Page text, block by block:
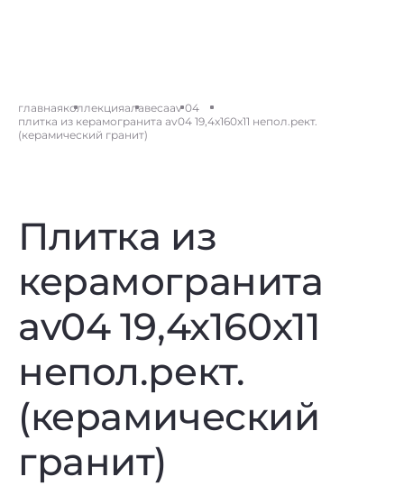
главнаяколлекцияалавесаav 04
плитка из керамогранита av04 19,4x160x11 непол.рект.
(керамический гранит)
Плитка из
керамогранита
av04 19,4x160x11
непол.рект.
(керамический
гранит)